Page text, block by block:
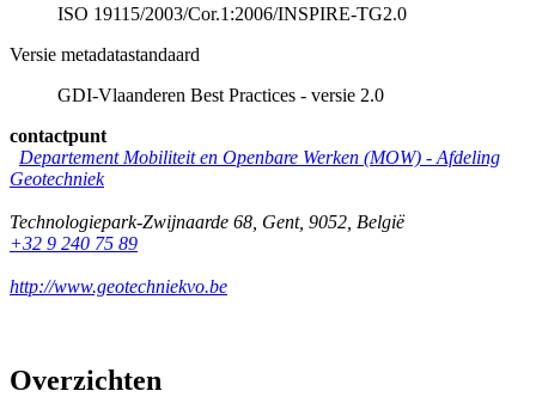
ISO 19115/2003/Cor.1:2006/INSPIRE-TG2.0
Versie metadatastandaard
GDI-Vlaanderen Best Practices - versie 2.0
contactpunt
Departement Mobiliteit en Openbare Werken (MOW) - Afdeling
Geotechniek
Technologiepark-Zwijnaarde 68 Gent, 9052 België
+32 9 240 75 89
http://www.geotechniekvo.be
Overzichten